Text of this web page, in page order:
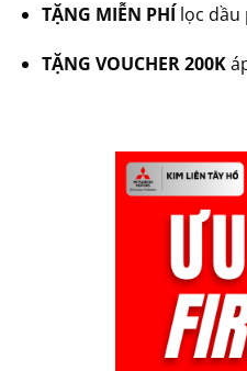
TẶNG MIỄN PHÍlọc dầu
TẶNG VOUCHER 200K